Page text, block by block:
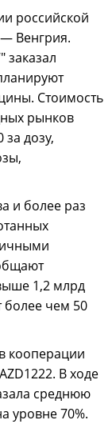
российской
Венгрия.
заказал
Стоимость
рынков
дозу,
и более раз
1,2 млрд
более чем 50
кооперации
В ходе
среднюю
уровне 70%.